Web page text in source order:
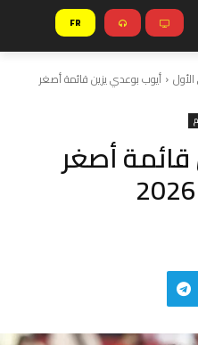
FR
أيوب بوعدي يزين قائمة أصغر
أصغر